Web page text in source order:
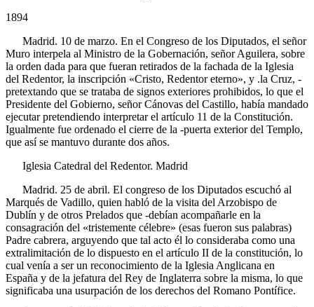
1894
Madrid. 10 de marzo. En el Congreso de los Diputados, el señor
Muro interpela al Ministro de la Gobernación, señor Aguilera, sobre
la orden dada para que fueran retirados de la fachada de la Iglesia
del Redentor, la inscripción «Cristo, Redentor eterno», y .la Cruz, -
pretextando que se trataba de signos exteriores prohibidos, lo que el
Presidente del Gobierno, señor Cánovas del Castillo, había mandado
ejecutar pretendiendo interpretar el artículo 11 de la Constitución.
Igualmente fue ordenado el cierre de la -puerta exterior del Templo,
que así se mantuvo durante dos años.
Iglesia Catedral del Redentor. Madrid
Madrid. 25 de abril. El congreso de los Diputados escuchó al
Marqués de Vadillo, quien habló de la visita del Arzobispo de
Dublín y de otros Prelados que -debían acompañarle en la
consagración del «tristemente célebre» (esas fueron sus palabras)
Padre cabrera, arguyendo que tal acto él lo consideraba como una
extralimitación de lo dispuesto en el artículo II de la constitución, lo
cual venía a ser un reconocimiento de la Iglesia Anglicana en
España y de la jefatura del Rey de Inglaterra sobre la misma, lo que
significaba una usurpación de los derechos del Romano Pontífice.